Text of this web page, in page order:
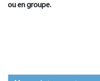
ou en groupe.